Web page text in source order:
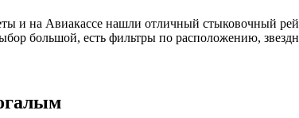
и на Авиакассе нашли отличный стыковочный
большой, есть фильтры по расположению,